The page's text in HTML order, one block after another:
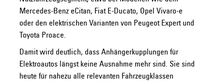
Mercedes-Benz eCitan, Fiat E-Ducato, Opel Vivaro-e
oder den elektrischen Varianten von Peugeot Expert und
Toyota Proace.
Damit wird deutlich, dass Anhängerkupplungen für
Elektroautos längst keine Ausnahme mehr sind. Sie sind
heute für nahezu alle relevanten Fahrzeugklassen